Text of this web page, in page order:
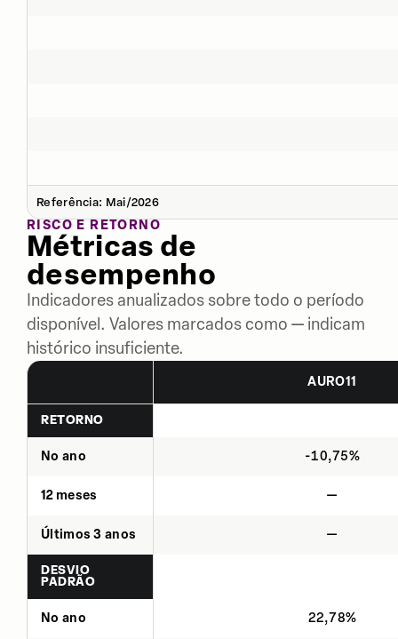
Referência: Mai/2026
RISCO E RETORNO
Métricas de
desempenho
Indicadores anualizados sobre todo o período
disponível. Valores marcados como — indicam
histórico insuficiente.
AURO11
RETORNO
No ano -10,75%
12 meses —
Últimos 3 anos —
DESVIO
PADRÃO
No ano 22,78%